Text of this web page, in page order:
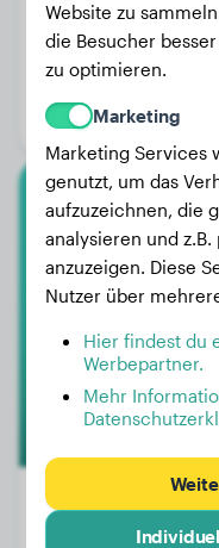
Gewicht:
Alter:
Geschlecht:
Ajeet
Website zu
die Besucher
zu optimieren.
Marketing
Marketing Services
genutzt, um das
aufzuzeichnen, die
analysieren und
anzuzeigen. Diese
Nutzer über
Hier findest du
Werbepartner.
Mehr